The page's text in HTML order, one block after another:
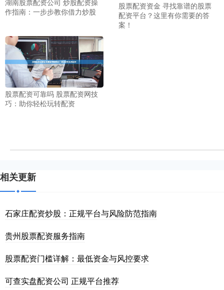
湖南股票配资公司 炒股配资操
作指南：一步步教你借力炒股
股票配资资金 寻找靠谱的股票
配资平台？这里有你需要的答
案！
股票配资可靠吗 股票配资网技
巧：助你轻松玩转配资
相关更新
石家庄配资炒股：正规平台与风险防范指南
贵州股票配资服务指南
股票配资门槛详解：最低资金与风控要求
可查实盘配资公司 正规平台推荐